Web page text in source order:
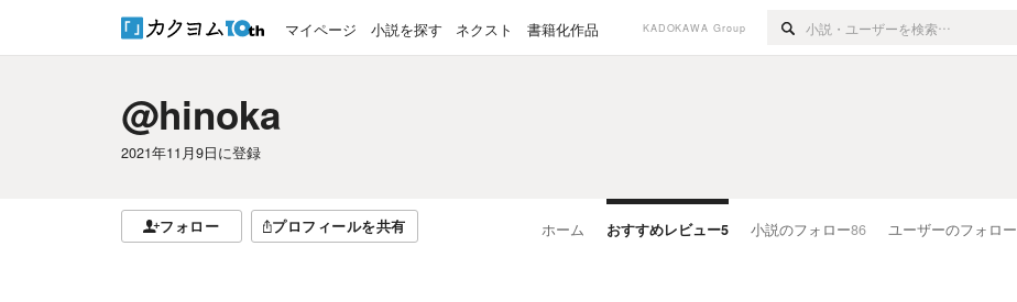
マイページ 小説を探す ネクスト 書籍化作品 KADOKAWA Group
@hinoka
2021年11月9日に登録
フォロー プロフィールを共有 ホーム おすすめレビュー5 小説のフォロー86 ユーザーのフォロー